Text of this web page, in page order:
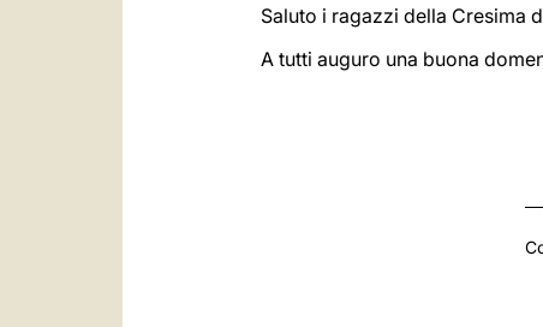
Saluto i ragazzi della Cresima
A tutti auguro una buona